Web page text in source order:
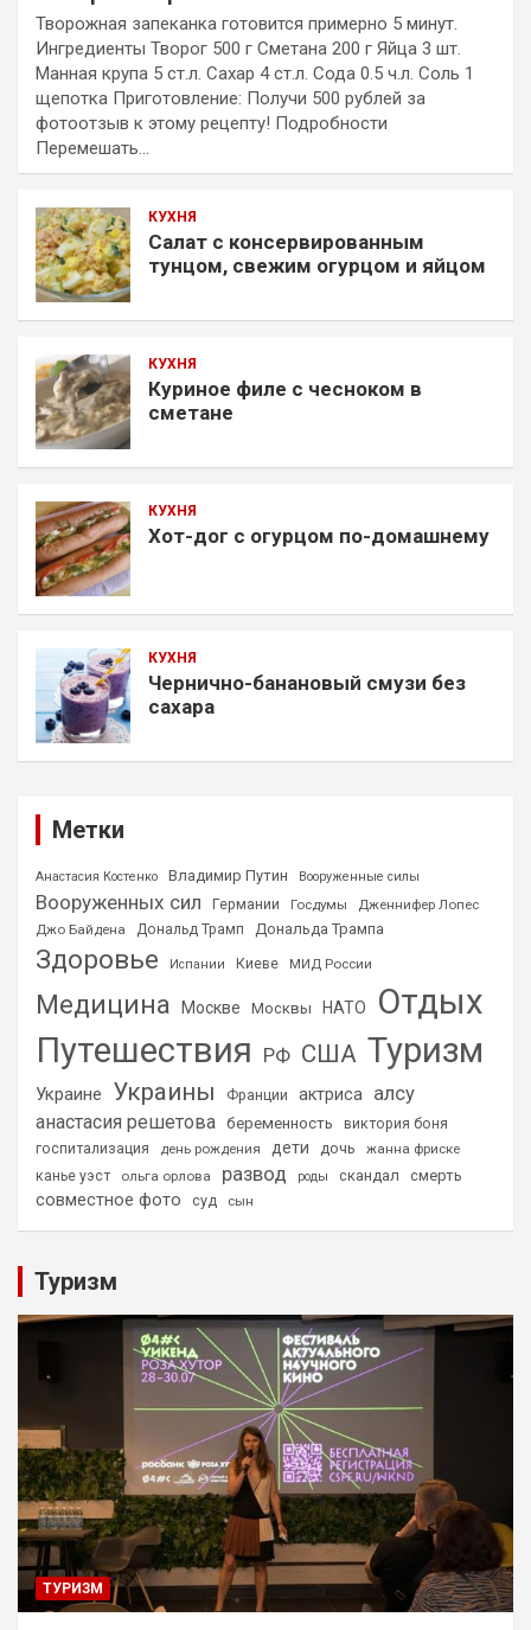
Творожная запеканка готовится примерно 5 минут.
Ингредиенты Творог 500 г Сметана 200 г Яйца 3 шт.
Манная крупа 5 ст.л. Сахар 4 ст.л. Сода 0.5 ч.л. Соль 1
щепотка Приготовление: Получи 500 рублей за
фотоотзыв к этому рецепту! Подробности
Перемешать…
КУХНЯ
Салат с консервированным
тунцом, свежим огурцом и яйцом
КУХНЯ
Куриное филе с чесноком в
сметане
КУХНЯ
Хот-дог с огурцом по-домашнему
КУХНЯ
Чернично-банановый смузи без
сахара
Метки
Анастасия Костенко Владимир Путин Вооруженные силы
Вооруженных сил Германии Госдумы
Дженнифер Лопес
Джо Байдена
Дональд Трамп Дональда Трампа
Здоровье Испании Киеве МИД России
Медицина Москве Москвы НАТО
Отдых
Путешествия РФ США Туризм
Украине Украины Франции актриса алсу
анастасия решетова беременность
виктория боня
госпитализация
день рождения дети дочь
жанна фриске
канье уэст
ольга орлова развод роды скандал смерть
совместное фото суд сын
Туризм
ТУРИЗМ